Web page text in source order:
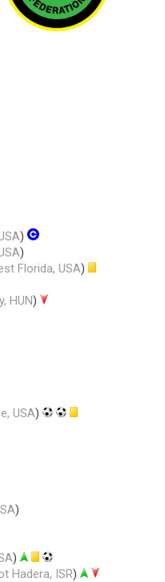
)
)
Florida, USA)
HUN)
USA)
)
)
Hadera, ISR)